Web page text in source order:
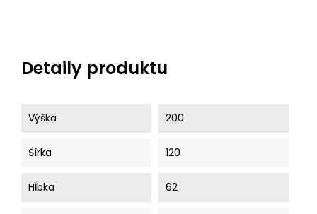
Detaily produktu
Výška 200
Šírka 120
Hĺbka 62